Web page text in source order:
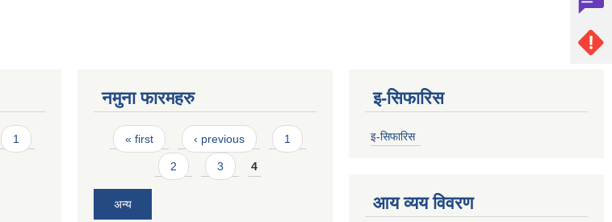
1
नमुना फारमहरु
Pages
« first ‹ previous 1
2 3 4
अन्य
इ-सिफारिस
इ-सिफारिस
आय व्यय विवरण